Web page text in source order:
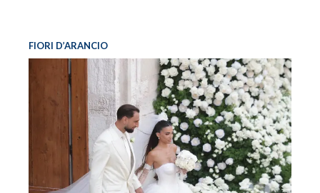
FIORI D’ARANCIO